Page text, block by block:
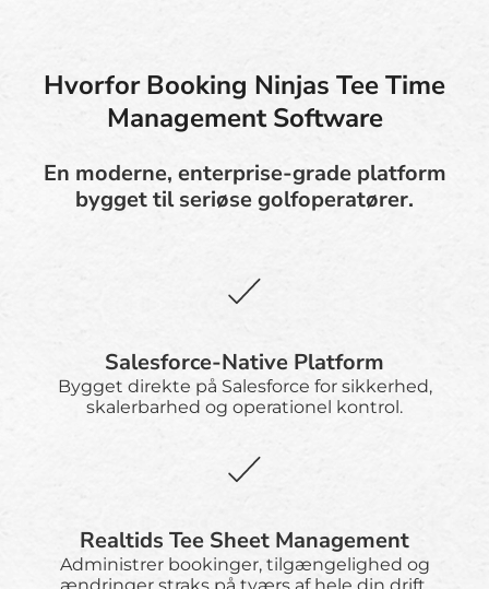
Hvorfor Booking Ninjas Tee Time
Management Software
En moderne, enterprise-grade platform
bygget til seriøse golfoperatører.
Salesforce-Native Platform
Bygget direkte på Salesforce for sikkerhed,
skalerbarhed og operationel kontrol.
Realtids Tee Sheet Management
Administrer bookinger, tilgængelighed og